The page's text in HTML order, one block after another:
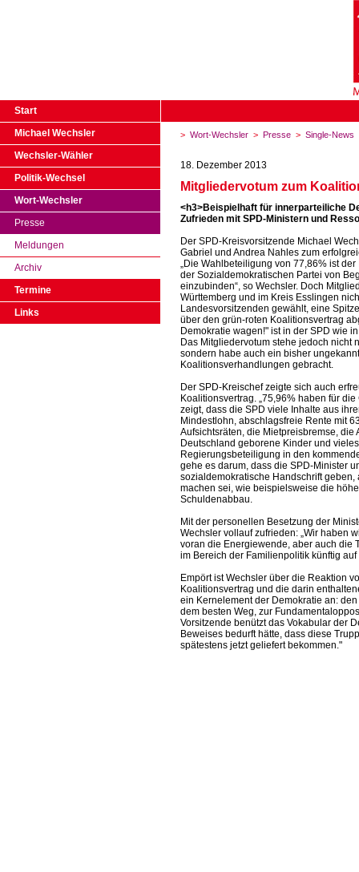
Start
Michael Wechsler
Wechsler-Wähler
Politik-Wechsel
Wort-Wechsler
Presse
Meldungen
Archiv
Termine
Links
> Wort-Wechsler > Presse > Single-News
18. Dezember 2013
Mitgliedervotum zum
<h3>Beispielhaft für innerparteiliche
Zufrieden mit SPD-Ministern und
Der SPD-Kreisvorsitzende Michael
Gabriel und Andrea Nahles zum
„Die Wahlbeteiligung von 77,86% ist
der Sozialdemokratischen Partei von
einzubinden“, so Wechsler. Doch
Württemberg und im Kreis Esslingen
Landesvorsitzenden gewählt, eine
über den grün-roten Koalitionsvertrag
Demokratie wagen!" ist in der SPD wie
Das Mitgliedervotum stehe jedoch nicht
sondern habe auch ein bisher
Koalitionsverhandlungen gebracht.
Der SPD-Kreischef zeigte sich auch
Koalitionsvertrag. „75,96% haben für
zeigt, dass die SPD viele Inhalte aus
Mindestlohn, abschlagsfreie Rente mit
Aufsichtsräten, die Mietpreisbremse, die
Deutschland geborene Kinder und
Regierungsbeteiligung in den
gehe es darum, dass die SPD-Minister
sozialdemokratische Handschrift
machen sei, wie beispielsweise die
Schuldenabbau.
Mit der personellen Besetzung der
Wechsler vollauf zufrieden: „Wir haben
voran die Energiewende, aber auch die
im Bereich der Familienpolitik künftig auf
Empört ist Wechsler über die Reaktion
Koalitionsvertrag und die darin
ein Kernelement der Demokratie an:
dem besten Weg, zur
Vorsitzende benützt das Vokabular der
Beweises bedurft hätte, dass diese
spätestens jetzt geliefert bekommen."